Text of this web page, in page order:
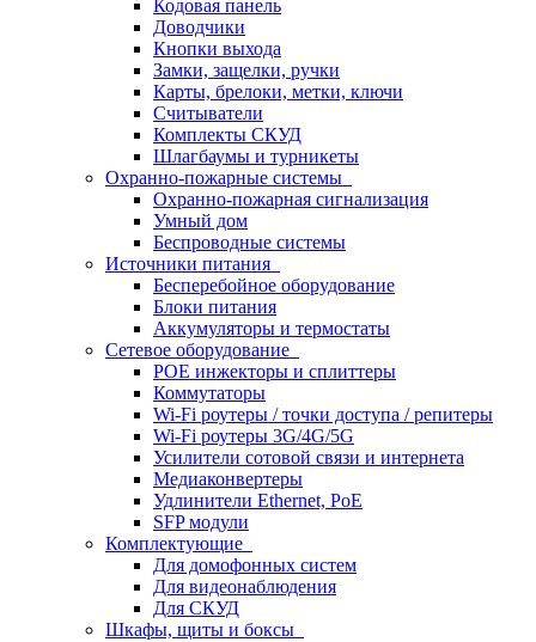
Кодовая панель
Доводчики
Кнопки выхода
Замки, защелки, ручки
Карты, брелоки, метки, ключи
Считыватели
Комплекты СКУД
Шлагбаумы и турникеты
Охранно-пожарные системы
Охранно-пожарная сигнализация
Умный дом
Беспроводные системы
Источники питания
Бесперебойное оборудование
Блоки питания
Аккумуляторы и термостаты
Сетевое оборудование
POE инжекторы и сплиттеры
Коммутаторы
Wi-Fi роутеры / точки доступа / репитеры
Wi-Fi роутеры 3G/4G/5G
Усилители сотовой связи и интернета
Медиаконвертеры
Удлинители Ethernet, PoE
SFP модули
Комплектующие
Для домофонных систем
Для видеонаблюдения
Для СКУД
Шкафы, щиты и боксы